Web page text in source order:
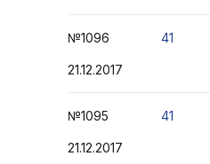
№1096
21.12.2017
41
№1095
21.12.2017
41